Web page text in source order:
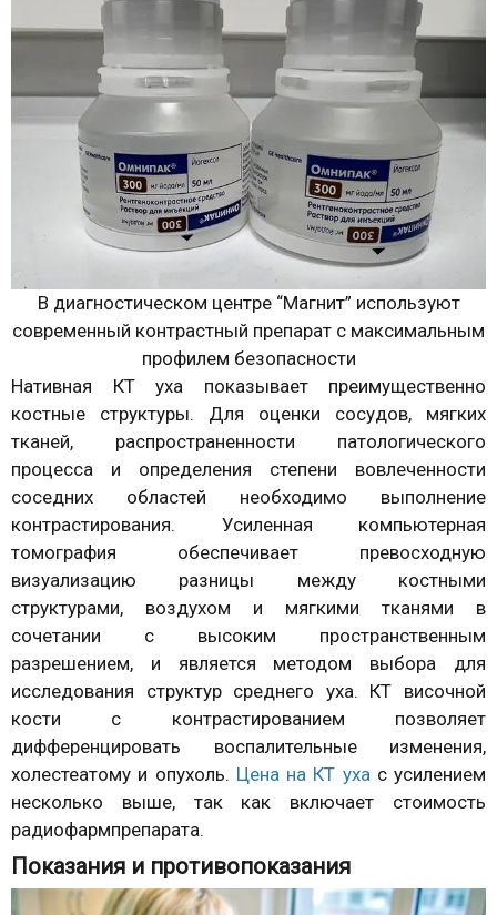
В диагностическом центре “Магнит” используют
современный контрастный препарат с максимальным
профилем безопасности
Нативная КТ уха показывает преимущественно
костные структуры. Для оценки сосудов, мягких
тканей, распространенности патологического
процесса и определения степени вовлеченности
соседних областей необходимо выполнение
контрастирования. Усиленная компьютерная
томография обеспечивает превосходную
визуализацию разницы между костными
структурами, воздухом и мягкими тканями в
сочетании с высоким пространственным
разрешением, и является методом выбора для
исследования структур среднего уха. КТ височной
кости с контрастированием позволяет
дифференцировать воспалительные изменения,
холестеатому и опухоль. Цена на КТ ухас усилением
несколько выше, так как включает стоимость
радиофармпрепарата.
Показания и противопоказания